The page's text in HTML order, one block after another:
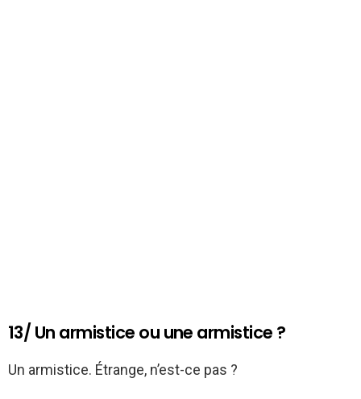
13/ Un armistice ou une armistice ?
Un armistice. Étrange, n’est-ce pas ?